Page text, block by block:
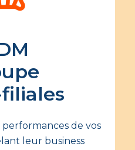
de vos
leur business